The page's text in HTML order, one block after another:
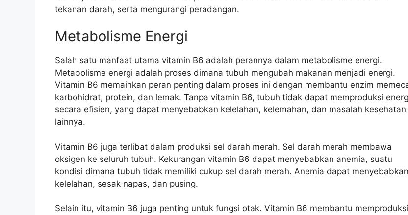
tekanan darah, serta mengurangi peradangan.
Metabolisme Energi
Salah satu manfaat utama vitamin B6 adalah perannya dalam metabolisme energi.
Metabolisme energi adalah proses dimana tubuh mengubah makanan menjadi energi.
Vitamin B6 memainkan peran penting dalam proses ini dengan membantu enzim
karbohidrat, protein, dan lemak. Tanpa vitamin B6, tubuh tidak dapat memproduksi
secara efisien, yang dapat menyebabkan kelelahan, kelemahan, dan masalah kesehatan
lainnya.
Vitamin B6 juga terlibat dalam produksi sel darah merah. Sel darah merah membawa
oksigen ke seluruh tubuh. Kekurangan vitamin B6 dapat menyebabkan anemia, suatu
kondisi dimana tubuh tidak memiliki cukup sel darah merah. Anemia dapat menyebabkan
kelelahan, sesak napas, dan pusing.
Selain itu, vitamin B6 juga penting untuk fungsi otak. Vitamin B6 membantu memproduksi